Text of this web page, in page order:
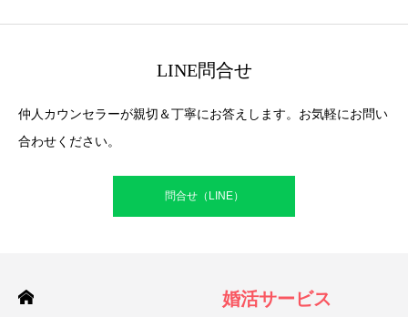
LINE問合せ
仲人カウンセラーが親切＆丁寧にお答えします。お気軽にお問い
合わせください。
問合せ（LINE）
婚活サービス